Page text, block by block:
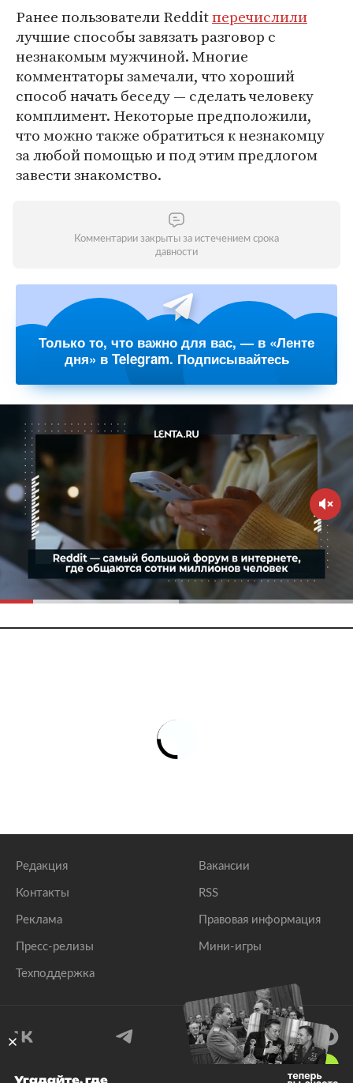
Ранее пользователи Redditперечислили
лучшие способы завязать разговор с
незнакомым мужчиной. Многие
комментаторы замечали, что хороший
способ начать беседу — сделать человеку
комплимент. Некоторые предположили,
что можно также обратиться к незнакомцу
за любой помощью и под этим предлогом
завести знакомство.
Комментарии закрыты за истечением срока
давности
Только то, что важно для вас, — в «Ленте
дня» в Telegram. Подписывайтесь
Редакция
Контакты
Реклама
Пресс-релизы
Техподдержка
Вакансии
RSS
Правовая информация
Мини-игры
Угадайте, где